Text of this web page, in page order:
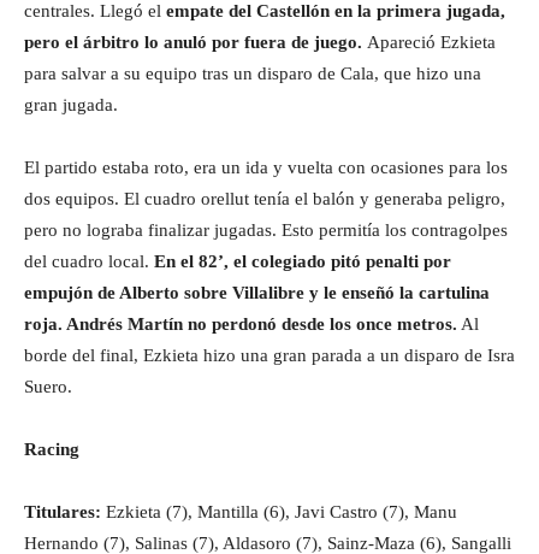
centrales. Llegó el empate del Castellón en la primera jugada,
pero el árbitro lo anuló por fuera de juego. Apareció Ezkieta
para salvar a su equipo tras un disparo de Cala, que hizo una
gran jugada.
El partido estaba roto, era un ida y vuelta con ocasiones para los
dos equipos. El cuadro orellut tenía el balón y generaba peligro,
pero no lograba finalizar jugadas. Esto permitía los contragolpes
del cuadro local. En el 82’, el colegiado pitó penalti por
empujón de Alberto sobre Villalibre y le enseñó la cartulina
roja. Andrés Martín no perdonó desde los once metros. Al
borde del final, Ezkieta hizo una gran parada a un disparo de Isra
Suero.
Racing
Titulares: Ezkieta (7), Mantilla (6), Javi Castro (7), Manu
Hernando (7), Salinas (7), Aldasoro (7), Sainz-Maza (6), Sangalli